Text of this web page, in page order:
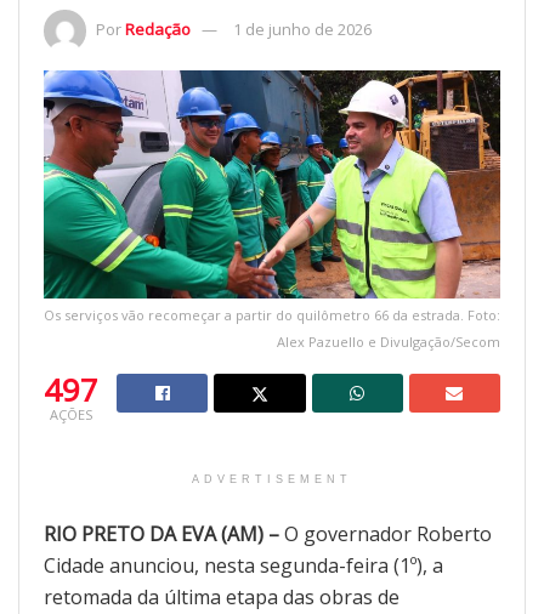
PorRedação 1 de junho de 2026
Os serviços vão recomeçar a partir do quilômetro 66 da estrada. Foto:
Alex Pazuello e Divulgação/Secom
497
AÇÕES
ADVERTISEMENT
RIO PRETO DA EVA (AM) –O governador Roberto
Cidade anunciou, nesta segunda-feira (1º), a
retomada da última etapa das obras de